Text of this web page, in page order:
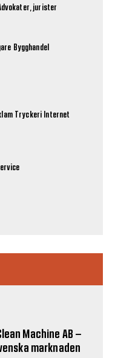
jurister
Bygghandel
Tryckeri Internet
Machine AB –
marknaden